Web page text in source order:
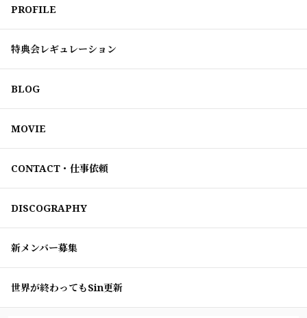
PROFILE
特典会レギュレーション
BLOG
MOVIE
CONTACT・仕事依頼
DISCOGRAPHY
新メンバー募集
世界が終わってもSin更新